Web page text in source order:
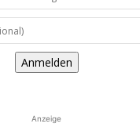
Anmelden
Anzeige